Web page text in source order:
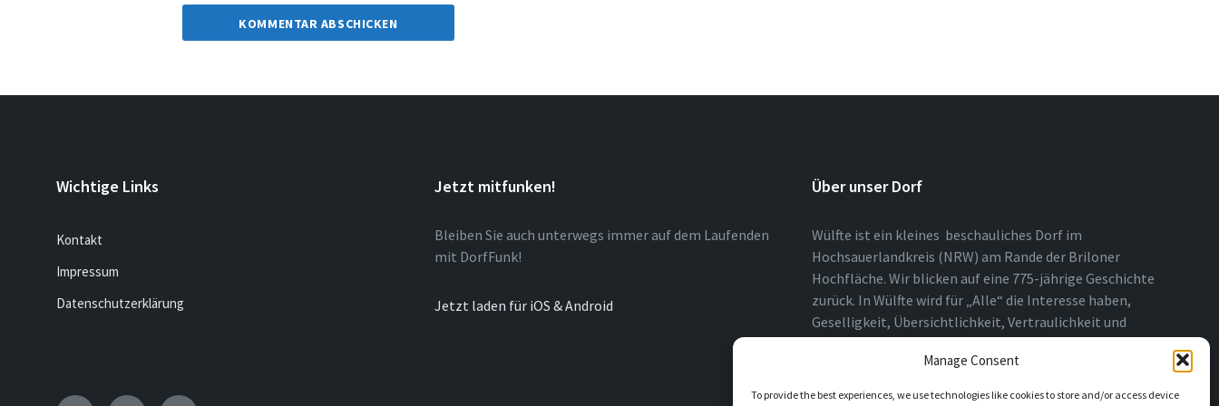
Manage Consent
To provide the best experiences, we use technologies like cookies to store and/or access device
Wichtige Links
Kontakt
Impressum
Datenschutzerklärung
Jetzt mitfunken!
Bleiben Sie auch unterwegs immer auf dem Laufenden
mit DorfFunk!
Jetzt laden für iOS & Android
Über unser Dorf
Wülfte ist ein kleines beschauliches Dorf im
Hochsauerlandkreis (NRW) am Rande der Briloner
Hochfläche. Wir blicken auf eine 775-jährige Geschichte
zurück. In Wülfte wird für „Alle“ die Interesse haben,
Geselligkeit, Übersichtlichkeit, Vertraulichkeit und
Nähe über das ganze Jahr gelebt.